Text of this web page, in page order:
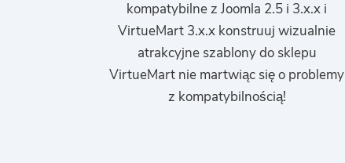
kompatybilne z Joomla 2.5 i 3.x.x i
VirtueMart 3.x.x konstruuj wizualnie
atrakcyjne szablony do sklepu
VirtueMart nie martwiąc się o problemy
z kompatybilnością!